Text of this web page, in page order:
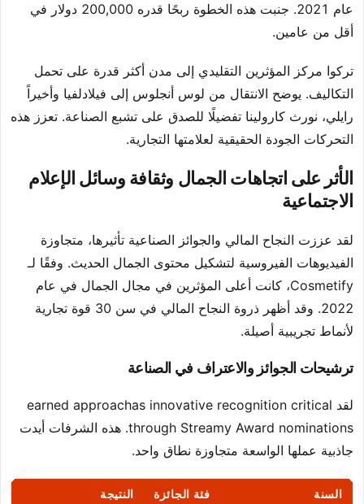
عام 2021. جنبت هذه الخطوة ربحًا قدره 200,000 دولار في
أقل من عامين.
تركوا مركز المؤثرين التقليدي إلى مدن أكثر قدرة على تحمل
التكاليف. يوضح الانتقال من لوس أنجلوس إلى فيلادلفيا وأخيراً
رايلي، نورث كارولينا تفضيلًا للصدق على تشبع الصناعة. تعزز هذه
التحركات الجودة الحقيقية لعلامتها التجارية.
الأثر على اتجاهات الجمال وثقافة وسائل الإعلام
الاجتماعية
لقد عززت النجاح المالي والجوائز الصناعية تأثيرها، متجاوزة
الفيديوهات الفيروسية لتشكيل محتوى الجمال الحديث. وفقًا لـ
Cosmetify، كانت أعلى المؤثرين في مجال الجمال في عام
2022. وقد أظهر ذروة النجاح المالي في سن 30 قوة تجارية
لأنماط تجريبية أصيلة.
ترشيحات الجوائز والاعتراف في الصناعة
لقد earned approachas innovative recognition critical
through Streamy Award nominations. هذه الشرفات أيدت
جاذبية عملها الواسعة متجاوزة نطاق واحد.
السنة فئة الجائزة النتيجة